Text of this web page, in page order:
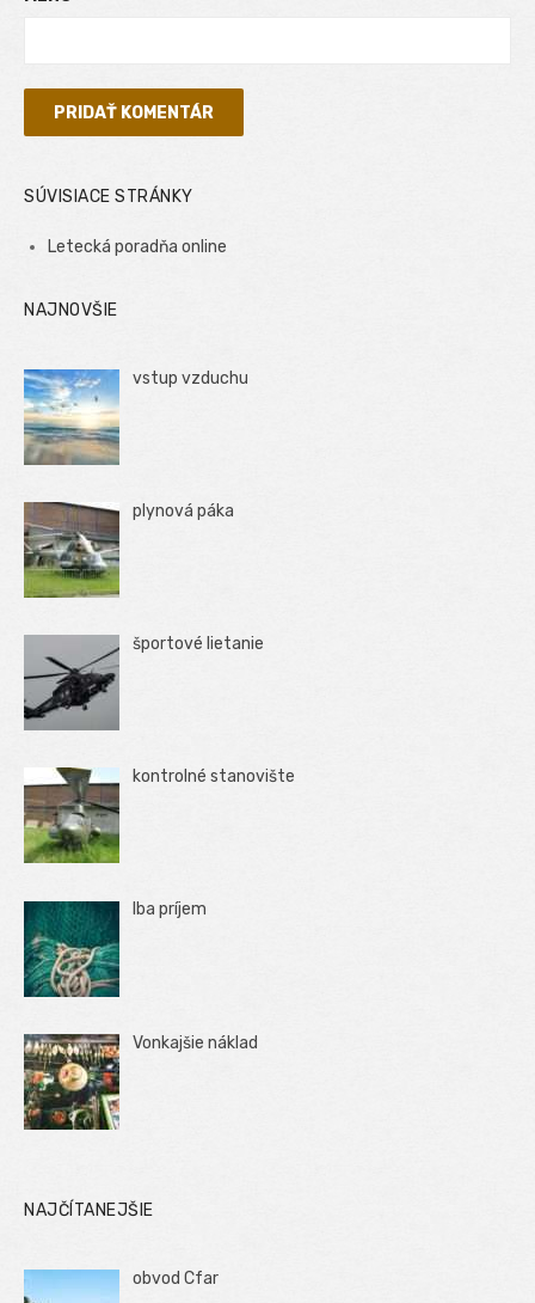
SÚVISIACE STRÁNKY
Letecká poradňa online
NAJNOVŠIE
vstup vzduchu
plynová páka
športové lietanie
kontrolné stanovište
Iba príjem
Vonkajšie náklad
NAJČÍTANEJŠIE
obvod Cfar